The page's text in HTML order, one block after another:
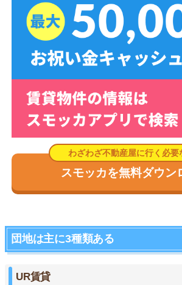
スモッカを無料ダウン
団地は主に3種類ある
UR賃貸